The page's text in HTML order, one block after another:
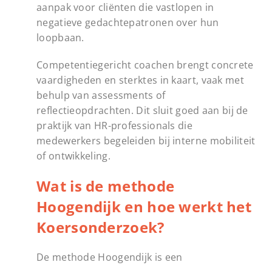
aanpak voor cliënten die vastlopen in
negatieve gedachtepatronen over hun
loopbaan.
Competentiegericht coachen brengt concrete
vaardigheden en sterktes in kaart, vaak met
behulp van assessments of
reflectieopdrachten. Dit sluit goed aan bij de
praktijk van HR-professionals die
medewerkers begeleiden bij interne mobiliteit
of ontwikkeling.
Wat is de methode
Hoogendijk en hoe werkt het
Koersonderzoek?
De methode Hoogendijk is een